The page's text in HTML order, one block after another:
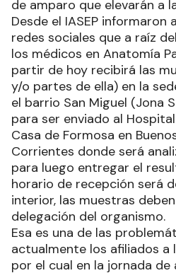
de amparo que elevarán a
Desde el IASEP informaron
redes sociales que a raíz
los médicos en Anatomía
partir de hoy recibirá las
y/o partes de ella) en la
el barrio San Miguel (Jona
para ser enviado al
Casa de Formosa en
Corrientes donde será
para luego entregar el
horario de recepción será
interior, las muestras
delegación del organismo.
Esa es una de las
actualmente los afiliados a
por el cual en la jornada de